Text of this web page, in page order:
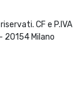
CF e P.IVA
20154 Milano